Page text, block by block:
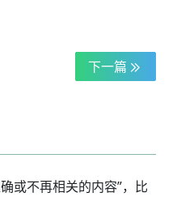
下一篇
或不再相关的内容”，比